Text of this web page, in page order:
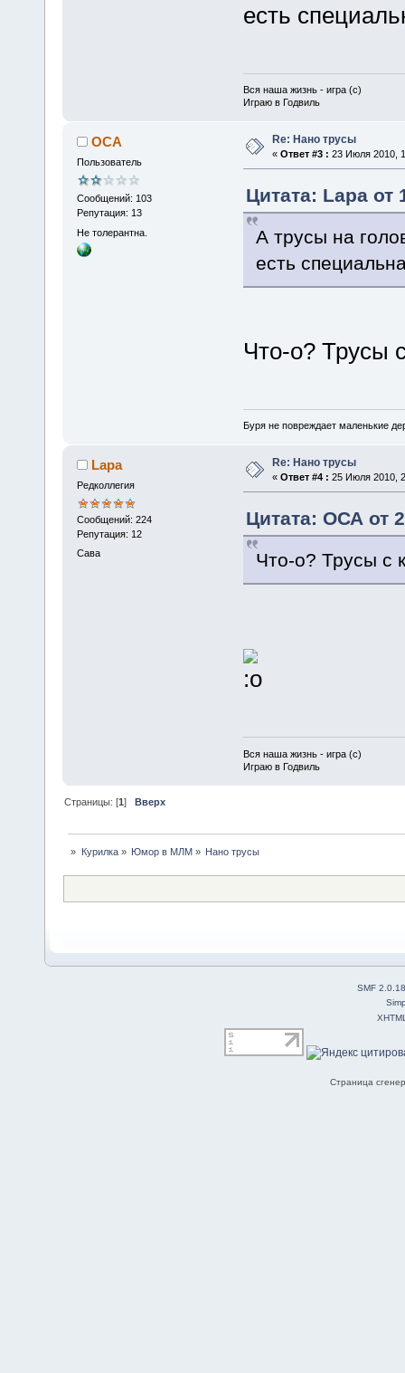
есть
Вся наша жизнь - игра (с)
Играю в Годвиль
ОСА
Пользователь
Сообщений: 103
Репутация: 13
Не толерантна.
Re: Нано трусы
« Ответ #3 : 23 Июля 2010,
Цитата: Lapa от
А трусы на
есть
Что-о?
Буря не повреждает маленькие
Lapa
Редколлегия
Сообщений: 224
Репутация: 12
Сава
Re: Нано трусы
« Ответ #4 : 25 Июля 2010,
Цитата: ОСА от
Что-о? Трусы с
Вся наша жизнь - игра (с)
Играю в Годвиль
Страницы: [1]Вверх
» Курилка» Юмор в МЛМ» Нано трусы
SMF 2.0.18
Страница